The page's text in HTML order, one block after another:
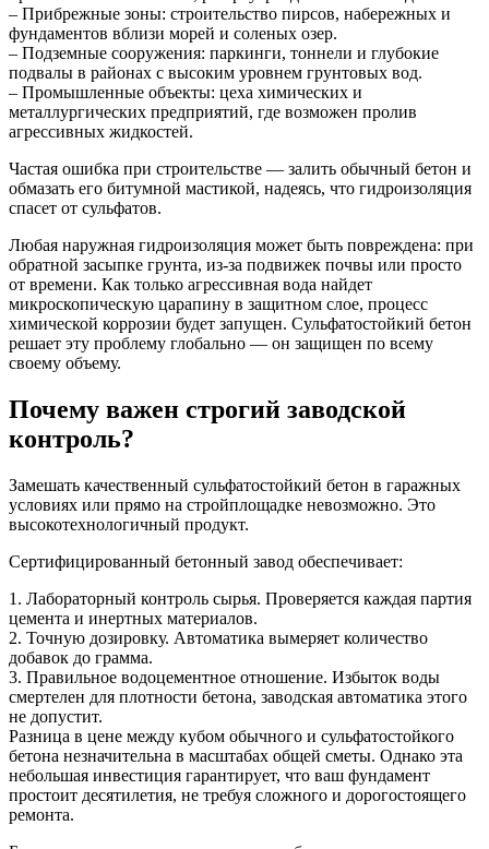
– Прибрежные зоны: строительство пирсов, набережных и
фундаментов вблизи морей и соленых озер.
– Подземные сооружения: паркинги, тоннели и глубокие
подвалы в районах с высоким уровнем грунтовых вод.
– Промышленные объекты: цеха химических и
металлургических предприятий, где возможен пролив
агрессивных жидкостей.
Частая ошибка при строительстве — залить обычный бетон и
обмазать его битумной мастикой, надеясь, что гидроизоляция
спасет от сульфатов.
Любая наружная гидроизоляция может быть повреждена: при
обратной засыпке грунта, из-за подвижек почвы или просто
от времени. Как только агрессивная вода найдет
микроскопическую царапину в защитном слое, процесс
химической коррозии будет запущен. Сульфатостойкий бетон
решает эту проблему глобально — он защищен по всему
своему объему.
Почему важен строгий заводской
контроль?
Замешать качественный сульфатостойкий бетон в гаражных
условиях или прямо на стройплощадке невозможно. Это
высокотехнологичный продукт.
Сертифицированный бетонный завод обеспечивает:
1. Лабораторный контроль сырья. Проверяется каждая партия
цемента и инертных материалов.
2. Точную дозировку. Автоматика вымеряет количество
добавок до грамма.
3. Правильное водоцементное отношение. Избыток воды
смертелен для плотности бетона, заводская автоматика этого
не допустит.
Разница в цене между кубом обычного и сульфатостойкого
бетона незначительна в масштабах общей сметы. Однако эта
небольшая инвестиция гарантирует, что ваш фундамент
простоит десятилетия, не требуя сложного и дорогостоящего
ремонта.